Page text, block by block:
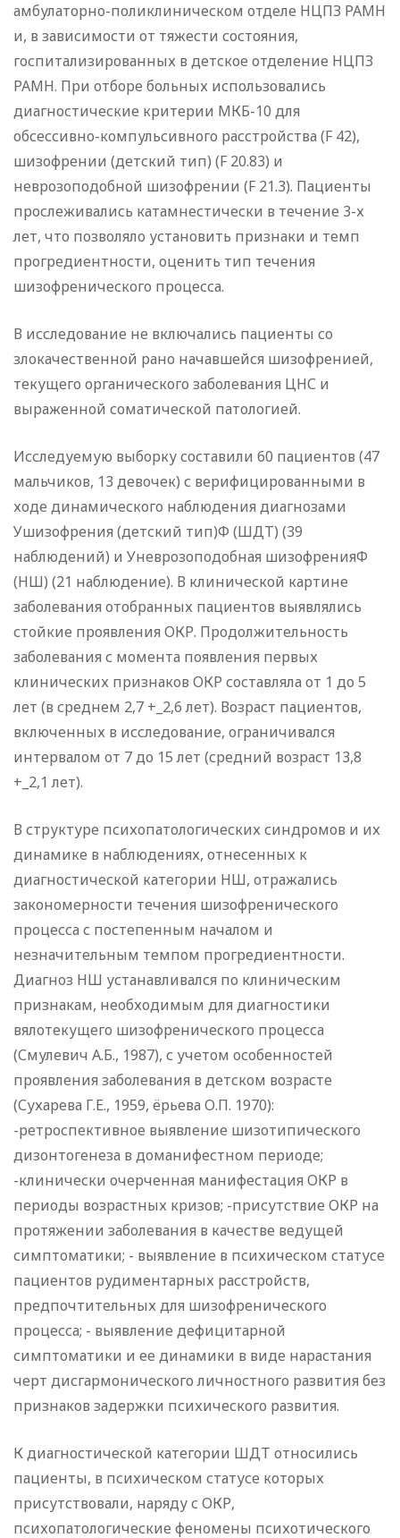
амбулаторно-поликлиническом отделе НЦПЗ РАМН
и, в зависимости от тяжести состояния,
госпитализированных в детское отделение НЦПЗ
РАМН. При отборе больных использовались
диагностические критерии МКБ-10 для
обсессивно-компульсивного расстройства (F 42),
шизофрении (детский тип) (F 20.83) и
неврозоподобной шизофрении (F 21.3). Пациенты
прослеживались катамнестически в течение 3-х
лет, что позволяло установить признаки и темп
прогредиентности, оценить тип течения
шизофренического процесса.
В исследование не включались пациенты со
злокачественной рано начавшейся шизофренией,
текущего органического заболевания ЦНС и
выраженной соматической патологией.
Исследуемую выборку составили 60 пациентов (47
мальчиков, 13 девочек) с верифицированными в
ходе динамического наблюдения диагнозами
Ушизофрения (детский тип)Ф (ШДТ) (39
наблюдений) и Уневрозоподобная шизофренияФ
(НШ) (21 наблюдение). В клинической картине
заболевания отобранных пациентов выявлялись
стойкие проявления ОКР. Продолжительность
заболевания с момента появления первых
клинических признаков ОКР составляла от 1 до 5
лет (в среднем 2,7 +_2,6 лет). Возраст пациентов,
включенных в исследование, ограничивался
интервалом от 7 до 15 лет (средний возраст 13,8
+_2,1 лет).
В структуре психопатологических синдромов и их
динамике в наблюдениях, отнесенных к
диагностической категории НШ, отражались
закономерности течения шизофренического
процесса с постепенным началом и
незначительным темпом прогредиентности.
Диагноз НШ устанавливался по клиническим
признакам, необходимым для диагностики
вялотекущего шизофренического процесса
(Смулевич А.Б., 1987), с учетом особенностей
проявления заболевания в детском возрасте
(Сухарева Г.Е., 1959, ёрьева О.П. 1970):
-ретроспективное выявление шизотипического
дизонтогенеза в доманифестном периоде;
-клинически очерченная манифестация ОКР в
периоды возрастных кризов; -присутствие ОКР на
протяжении заболевания в качестве ведущей
симптоматики; - выявление в психическом статусе
пациентов рудиментарных расстройств,
предпочтительных для шизофренического
процесса; - выявление дефицитарной
симптоматики и ее динамики в виде нарастания
черт дисгармонического личностного развития без
признаков задержки психического развития.
К диагностической категории ШДТ относились
пациенты, в психическом статусе которых
присутствовали, наряду с ОКР,
психопатологические феномены психотического